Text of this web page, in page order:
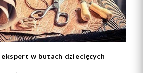
w butach dziecięcych